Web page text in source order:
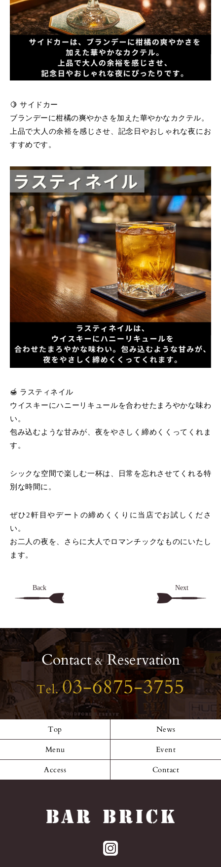
🍋 サイドカー
ブランデーに柑橘の爽やかさを加えた華やかなカクテル。
上品で大人の余裕を感じさせ、記念日やおしゃれな夜にお
すすめです。
🍯 ラスティネイル
ウイスキーにハニーリキュールを合わせたまろやかな味わ
い。
包み込むような甘みが、夜をやさしく締めくくってくれま
す。
シックな空間で楽しむ一杯は、日常を忘れさせてくれる特
別な時間に。
ぜひ2軒目やデートの締めくくりに当店でお試しくださ
い。
お二人の夜を、さらに大人でロマンチックなものにいたし
ます。
Back Next
Contact&Reservation
Tel.03-6875-3755
Top News
Menu Event
Access Contact